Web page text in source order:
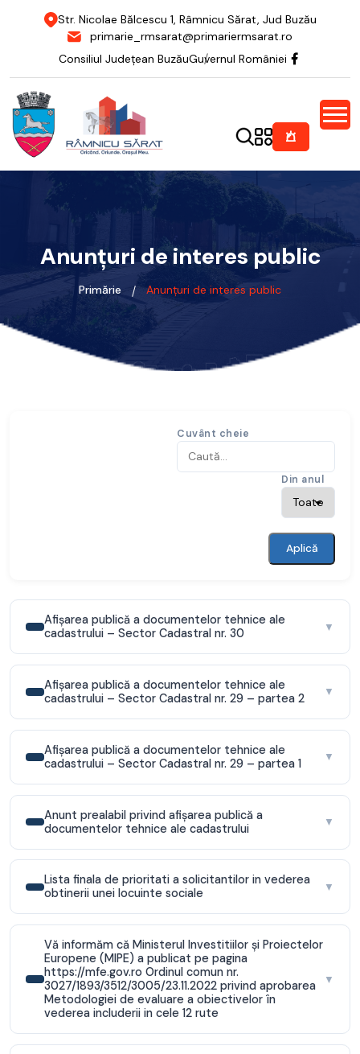
Str. Nicolae Bălcescu 1, Râmnicu Sărat, Jud Buzău
primarie_rmsarat@primariermsarat.ro
Consiliul Județean BuzăuGuvernul României
Anunțuri de interes public
Primărie Anunțuri de interes public
Cuvânt cheie
Din anul
Aplică
Afişarea publică a documentelor tehnice ale
cadastrului – Sector Cadastral nr. 30
▼
Afişarea publică a documentelor tehnice ale
cadastrului – Sector Cadastral nr. 29 – partea 2
▼
Afişarea publică a documentelor tehnice ale
cadastrului – Sector Cadastral nr. 29 – partea 1
▼
Anunt prealabil privind afişarea publică a
documentelor tehnice ale cadastrului
▼
Lista finala de prioritati a solicitantilor in vederea
obtinerii unei locuinte sociale
▼
Vă informăm că Ministerul Investitiilor şi Proiectelor
Europene (MIPE) a publicat pe pagina
https://mfe.gov.ro Ordinul comun nr.
3027/1893/3512/3005/23.11.2022 privind aprobarea
Metodologiei de evaluare a obiectivelor în
vederea includerii in cele 12 rute
▼